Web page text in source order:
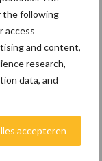
the following
access
and content,
research,
data, and
accepteren
door,
in de
Erfcoaching